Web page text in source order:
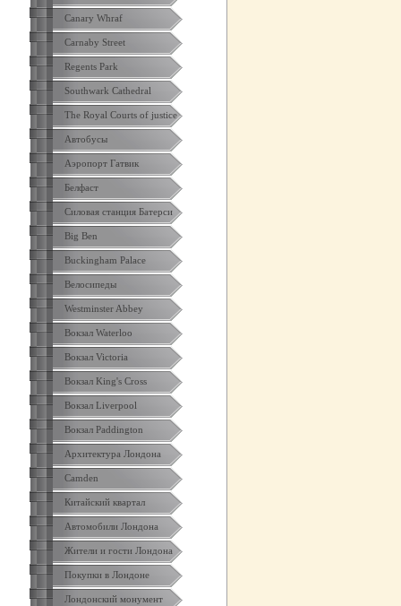
Canary Whraf
Carnaby Street
Regents Park
Southwark Cathedral
The Royal Courts of justice
Автобусы
Аэропорт Гатвик
Белфаст
Силовая станция Батерси
Big Ben
Buckingham Palace
Велосипеды
Westminster Abbey
Вокзал Waterloo
Вокзал Victoria
Вокзал King's Cross
Вокзал Liverpool
Вокзал Paddington
Архитектура Лондона
Camden
Китайский квартал
Автомобили Лондона
Жители и гости Лондона
Покупки в Лондоне
Лондонский монумент